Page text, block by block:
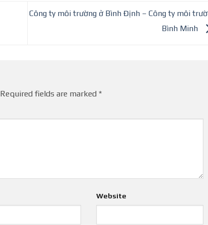
Công ty môi trường ở Bình Định – Công ty môi
Bình Minh
Required fields are marked *
Website